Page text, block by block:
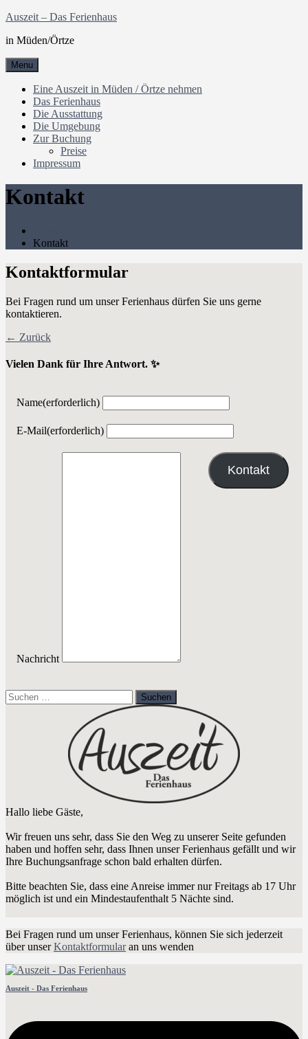
Skip
content
Auszeit – Das Ferienhaus
in Müden/Örtze
Menu
Eine Auszeit in Müden / Örtze nehmen
Das Ferienhaus
Die Ausstattung
Die Umgebung
Zur Buchung
Preise
Impressum
Kontakt
Kontakt
Kontaktformular
Bei Fragen rund um unser Ferienhaus dürfen Sie uns gerne
kontaktieren.
← Zurück
Vielen Dank für Ihre Antwort. ✨
Name(erforderlich)
E-Mail(erforderlich)
Nachricht
Kontakt
Suchen
nach:
Hallo liebe Gäste,
Wir freuen uns sehr, dass Sie den Weg zu unserer Seite gefunden
haben und hoffen sehr, dass Ihnen unser Ferienhaus gefällt und wir
Ihre Buchungsanfrage schon bald erhalten dürfen.
Bitte beachten Sie, dass eine Anreise immer nur Freitags ab 17 Uhr
möglich ist und ein Mindestaufenthalt 5 Nächte sind.
Bei Fragen rund um unser Ferienhaus, können Sie sich jederzeit
über unserKontaktformularan uns wenden
Auszeit - Das Ferienhaus